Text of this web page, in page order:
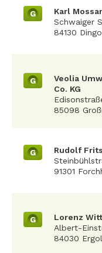
G
Karl
Schwaiger
84130
G
Veolia
Co. KG
85098
G
Rudolf
91301
G
Lorenz
Albert-
84030